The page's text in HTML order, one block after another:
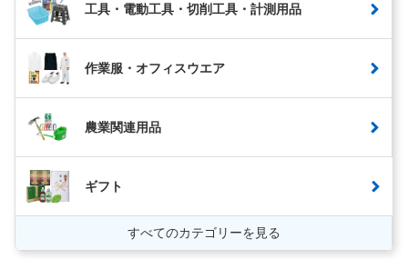
工具・電動工具・切削工具・計測用品
作業服・オフィスウエア
農業関連用品
ギフト
すべてのカテゴリーを見る